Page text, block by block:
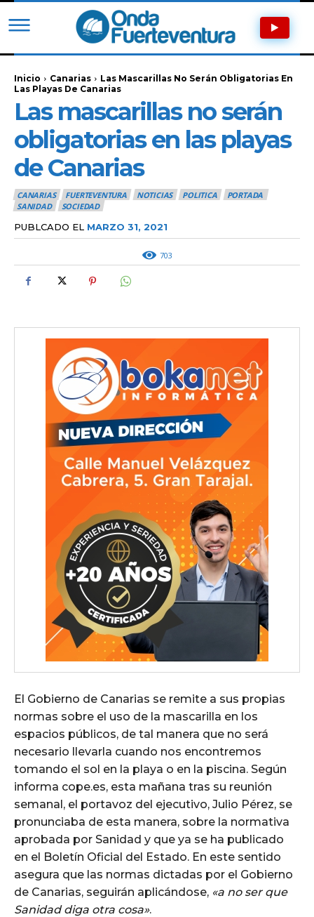
Inicio Canarias
Las Mascarillas No Serán Obligatorias En
Las Playas De Canarias
Las mascarillas no serán
obligatorias en las playas
de Canarias
CANARIAS FUERTEVENTURA NOTICIAS POLITICA
PORTADA
SANIDAD
SOCIEDAD
PUBLCADO EL MARZO 31, 2021
703
El Gobierno de Canarias se remite a sus propias
normas sobre el uso de la mascarilla en los
espacios públicos, de tal manera que no será
necesario llevarla cuando nos encontremos
tomando el sol en la playa o en la piscina. Según
informa cope.es, esta mañana tras su reunión
semanal, el portavoz del ejecutivo, Julio Pérez, se
pronunciaba de esta manera, sobre la normativa
aprobada por Sanidad y que ya se ha publicado
en el Boletín Oficial del Estado. En este sentido
asegura que las normas dictadas por el Gobierno
de Canarias, seguirán aplicándose, «a no ser que
Sanidad diga otra cosa».